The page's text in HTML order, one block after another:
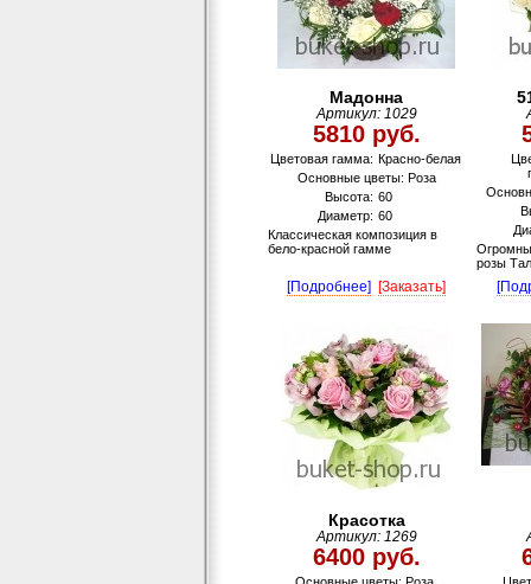
Мадонна
Артикул: 1029
5810 руб.
Цветовая гамма: Красно-белая
Основные цветы: Роза
Высота: 60
Диаметр: 60
Классическая композиция в
бело-красной гамме
розы
[Подробнее] [Заказать]
Красотка
Артикул: 1269
6400 руб.